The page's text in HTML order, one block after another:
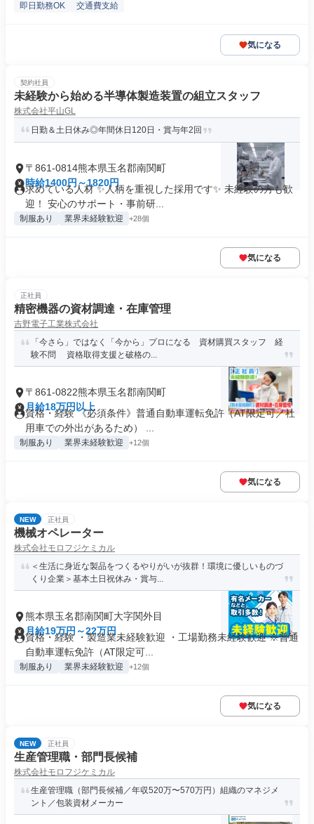
即日勤務OK 交通費支給
気になる
契約社員
未経験から始める半導体製造装置の組立スタッフ
株式会社平山GL
日勤＆土日休み◎年間休日120日・賞与年2回
〒861-0814熊本県玉名郡南関町
時給1400円～1820円
求めている人材 ✨人柄を重視した採用です✨ 未経験の方も歓
迎！ 安心のサポート・事前研...
制服あり 業界未経験歓迎 +28個
気になる
正社員
精密機器の資材調達・在庫管理
吉野電子工業株式会社
「今さら」ではなく「今から」プロになる 資材購買スタッフ 経
験不問 資格取得支援と破格の...
〒861-0822熊本県玉名郡南関町
月給18万円以上
資格・経験 《必須条件》普通自動車運転免許（AT限定可／社
用車での外出があるため） ...
制服あり 業界未経験歓迎 +12個
気になる
NEW 正社員
機械オペレーター
株式会社モロフジケミカル
＜生活に身近な製品をつくるやりがいが抜群！環境に優しいものづ
くり企業＞基本土日祝休み・賞与...
熊本県玉名郡南関町大字関外目
月給19万円～22万円
資格・経験 ・製造業未経験歓迎 ・工場勤務未経験歓迎 ※普通
自動車運転免許（AT限定可...
制服あり 業界未経験歓迎 +12個
気になる
NEW 正社員
生産管理職・部門長候補
株式会社モロフジケミカル
生産管理職（部門長候補／年収520万〜570万円）組織のマネジメ
ント／包装資材メーカー